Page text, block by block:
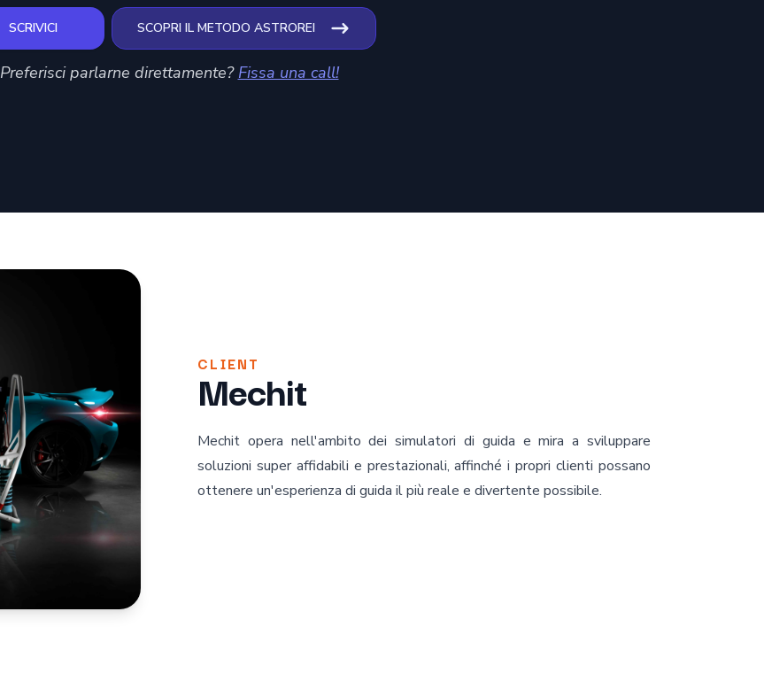
SCRIVICI SCOPRI IL METODO ASTROREI
Preferisci parlarne direttamente? Fissa una call!
CLIENT
Mechit
Mechit opera nell'ambito dei simulatori di guida e mira a sviluppare
soluzioni super affidabili e prestazionali, affinché i propri clienti possano
ottenere un'esperienza di guida il più reale e divertente possibile.